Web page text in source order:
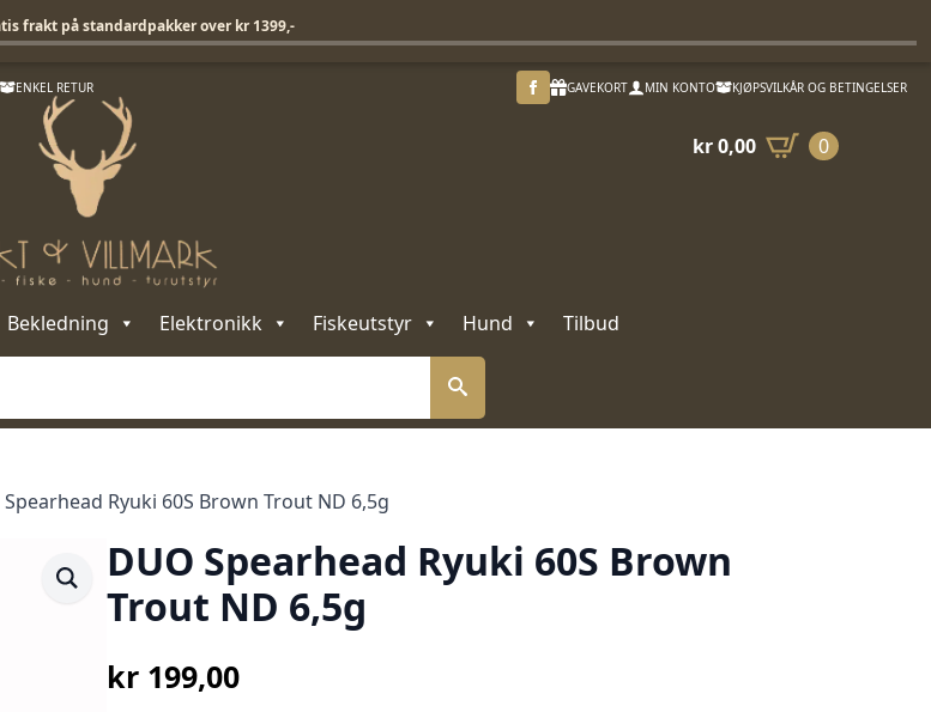
ENKEL RETUR GAVEKORT MIN KONTO KJØPSVILKÅR OG BETINGELSER
kr0,00 0
Bekledning Elektronikk Fiskeutstyr Hund
Tilbud
Spearhead Ryuki 60S Brown Trout ND 6,5g
DUO Spearhead Ryuki 60S Brown
Trout ND 6,5g
kr 199,00
frakt på standardpakker over kr 1399,-